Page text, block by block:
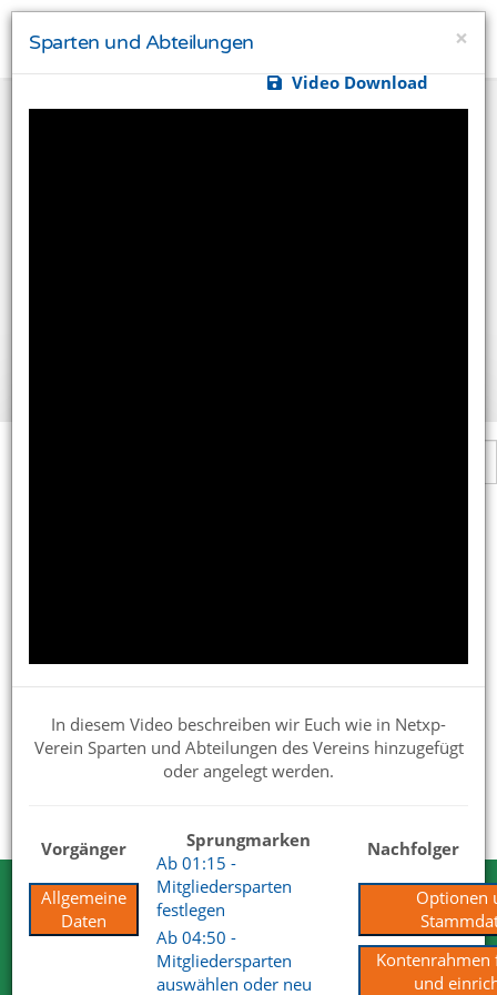
Verbandsmeldungen
Tipps & Praxisbeispiele
×
Sparten und Abteilungen
Video Download
In diesem Video beschreiben wir Euch wie in Netxp-
Verein Sparten und Abteilungen des Vereins hinzugefügt
oder angelegt werden.
Vorgänger
Allgemeine
Daten
Sprungmarken
Ab 01:15 -
Mitgliedersparten
festlegen
Ab 04:50 -
Mitgliedersparten
auswählen oder neu
Nachfolger
Optionen
Kontenrahmen
und
Testen Sie Netxp-Verein
Wir können Ihnen viel erzählen. Nehmen
Sie uns beim Wort.